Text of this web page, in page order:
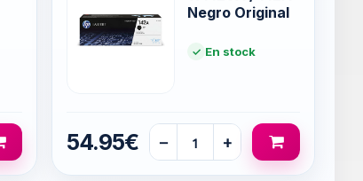
Negro Original
En stock
54.95€ − +